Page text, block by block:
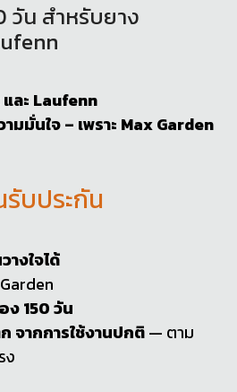
วัน สำหรับยาง
ละ Laufenn
มั่นใจ – เพราะ Max Garden
บประกัน
งใจได้
150 วัน
จากการใช้งานปกติ— ตาม
ง